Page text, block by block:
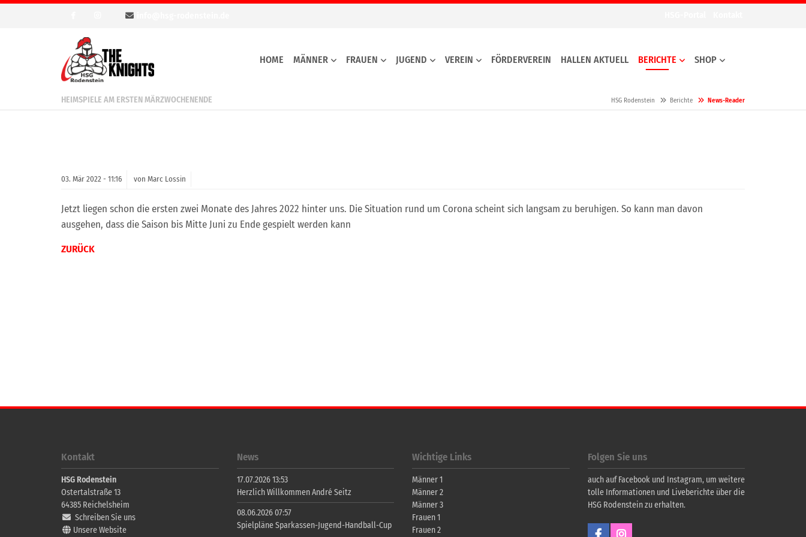
HOME MÄNNER FRAUEN JUGEND VEREIN FÖRDERVEREIN HALLEN AKTUELL BERICHTE SHOP
HEIMSPIELE AM ERSTEN MÄRZWOCHENENDE HSG Rodenstein Berichte News-Reader
03. Mär 2022 - 11:16 von Marc Lossin
Jetzt liegen schon die ersten zwei Monate des Jahres 2022 hinter uns. Die Situation rund um Corona scheint sich langsam zu beruhigen. So kann man davon
ausgehen, dass die Saison bis Mitte Juni zu Ende gespielt werden kann
ZURÜCK
Kontakt
HSG Rodenstein
Ostertalstraße 13
64385 Reichelsheim
Schreiben Sie uns
Unsere Website
News
17.07.2026 13:53
Herzlich Willkommen André Seitz
08.06.2026 07:57
Spielpläne Sparkassen-Jugend-Handball-Cup
Wichtige Links
Männer 1
Männer 2
Männer 3
Frauen 1
Frauen 2
Folgen Sie uns
auch auf Facebook und Instagram, um weitere
tolle Informationen und Liveberichte über die
HSG Rodenstein zu erhalten.